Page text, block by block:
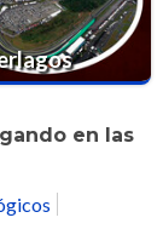
en las